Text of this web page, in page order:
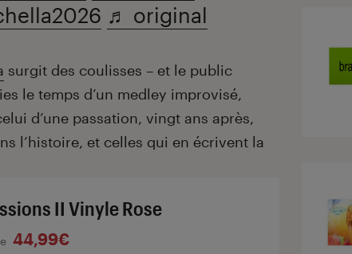
♬ original
surgit des coulisses – et le public
le temps d’un medley improvisé,
d’une passation, vingt ans après,
l’histoire, et celles qui en écrivent la
II Vinyle Rose
44,99€